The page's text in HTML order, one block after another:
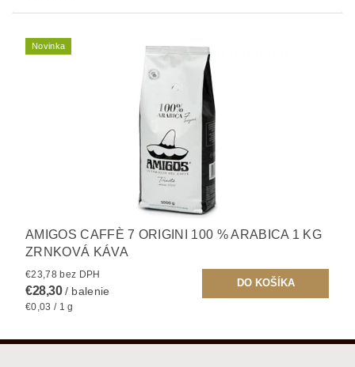
Novinka
AMIGOS CAFFÈ 7 ORIGINI 100 % ARABICA 1 KG
ZRNKOVÁ KÁVA
€23,78 bez DPH
€28,30/ balenie
€0,03 / 1 g